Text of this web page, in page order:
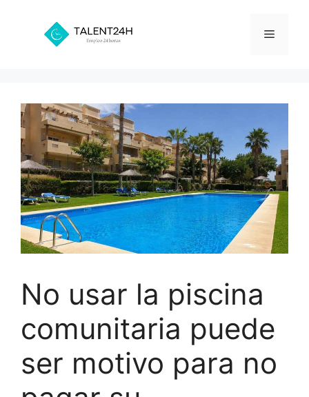
contenido
Menú
No usar la piscina
comunitaria puede
ser motivo para no